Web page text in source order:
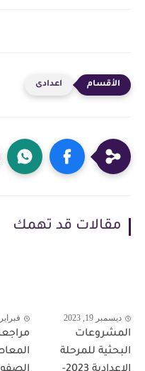
اعدادى
مقالات قد تهمك
ديسمبر 19, 2023
المشروعات
البحثية للمرحلة
فبراير 14, 2023